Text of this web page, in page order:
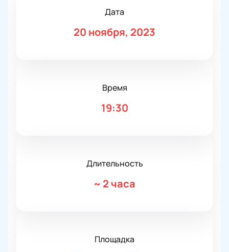
Дата
20 ноября, 2023
Время
19:30
Длительность
~ 2 часа
Площадка